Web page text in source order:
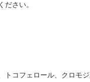
さい。
コフェロール、クロモ